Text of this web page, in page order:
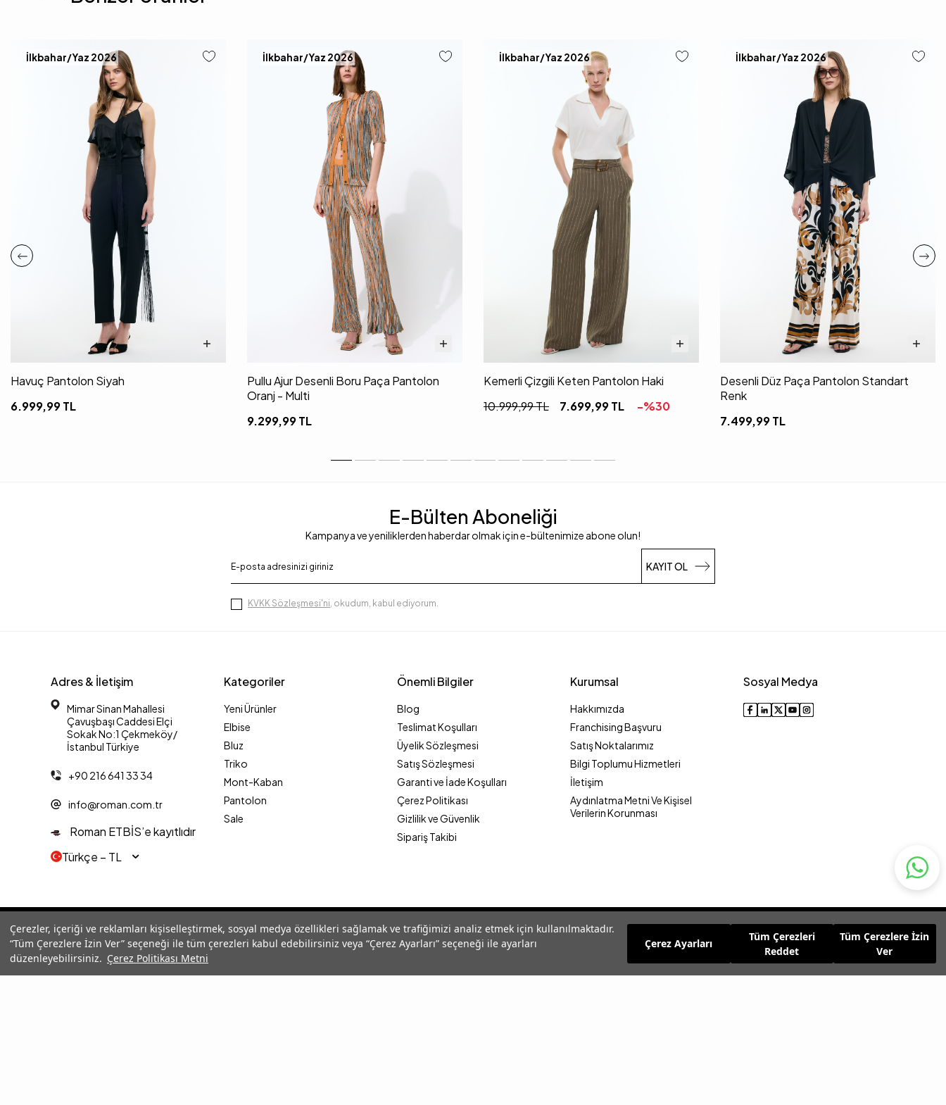
Çerezler, içeriği ve reklamları kişiselleştirmek, sosyal medya özellikleri sağlamak ve trafiğimizi analiz etmek için kullanılmaktadır.
“Tüm Çerezlere İzin Ver” seçeneği ile tüm çerezleri kabul edebilirsiniz veya “Çerez Ayarları” seçeneği ile ayarları
düzenleyebilirsiniz. Çerez Politikası Metni
Çerez Ayarları
Tüm Çerezleri
Reddet
Tüm Çerezlere İzin
Ver
İlkbahar/Yaz 2026
Havuç Pantolon Siyah
6.999,99TL
İlkbahar/Yaz 2026
Pullu Ajur Desenli Boru Paça Pantolon
Oranj - Multi
9.299,99TL
İlkbahar/Yaz 2026
Kemerli Çizgili Keten Pantolon Haki
10.999,99TL 7.699,99TL -%30
İlkbahar/Yaz 2026
Desenli Düz Paça Pantolon Standart
Renk
7.499,99TL
E-Bülten Aboneliği
Kampanya ve yeniliklerden haberdar olmak için e-bültenimize abone olun!
KAYIT OL
KVKK Sözleşmesi'ni, okudum, kabul ediyorum.
Adres & İletişim
Mimar Sinan Mahallesi
Çavuşbaşı Caddesi Elçi
Sokak No:1 Çekmeköy/
İstanbul Türkiye
+90 216 641 33 34
info@roman.com.tr
Roman ETBİS’e kayıtlıdır
Türkçe − TL
Kategoriler
Yeni Ürünler
Elbise
Bluz
Triko
Mont-Kaban
Pantolon
Sale
Önemli Bilgiler
Blog
Teslimat Koşulları
Üyelik Sözleşmesi
Satış Sözleşmesi
Garanti ve İade Koşulları
Çerez Politikası
Gizlilik ve Güvenlik
Sipariş Takibi
Kurumsal
Hakkımızda
Franchising Başvuru
Satış Noktalarımız
Bilgi Toplumu Hizmetleri
İletişim
Aydınlatma Metni Ve Kişisel
Verilerin Korunması
Sosyal Medya
© 2025 Roman® Tüm Hakları Saklıdır, İzinsiz kullanılamaz